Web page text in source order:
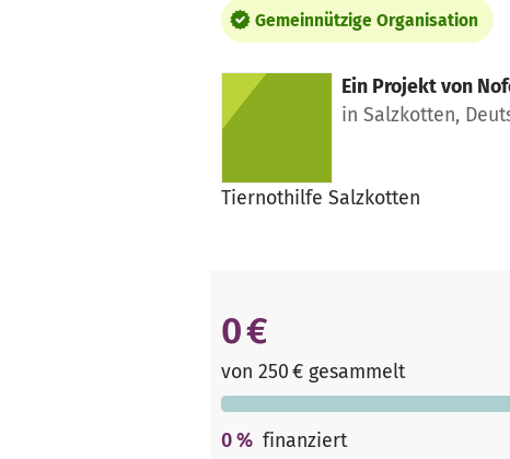
Gemeinnützige Organisation
Ein Projekt von
in Salzkotten,
Tiernothilfe Salzkotten
0 €
von 250 € gesammelt
0% finanziert